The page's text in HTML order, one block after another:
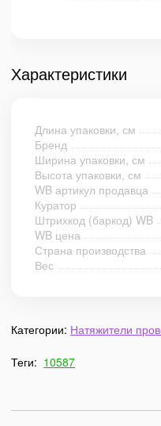
Характеристики
Длина упаковки, см
Бренд
Ширина упаковки, см
Высота упаковки, см
WB артикул продавца
Куратор
Штрихкод (баркод) WB
WB цена
Страна производства
Вес
Категории: Натяжители
Теги: 10587